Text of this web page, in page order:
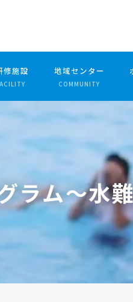
修施設 地域センター
COMMUNITY
ラム〜水